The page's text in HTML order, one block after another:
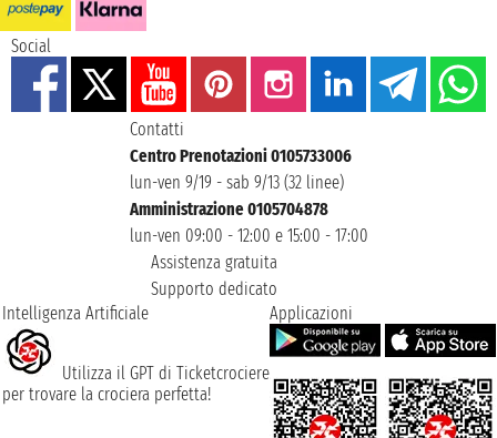
Social
Contatti
Centro Prenotazioni 0105733006
lun-ven 9/19 - sab 9/13 (32 linee)
Amministrazione 0105704878
lun-ven 09:00 - 12:00 e 15:00 - 17:00
Assistenza gratuita
Supporto dedicato
Intelligenza Artificiale
Utilizza il GPT di Ticketcrociere
per trovare la crociera perfetta!
Applicazioni